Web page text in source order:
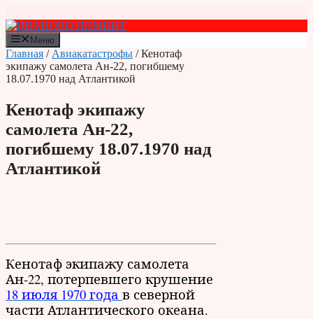
к
содержимому
Меню
Главная / Авиакатастрофы / Кенотаф
экипажу самолета Ан-22, погибшему
18.07.1970 над Атлантикой
Кенотаф экипажу
самолета Ан-22,
погибшему 18.07.1970 над
Атлантикой
Кенотаф экипажу самолета
Ан-22, потерпевшего крушение
18 июля 1970 года в северной
части Атлантического океана.